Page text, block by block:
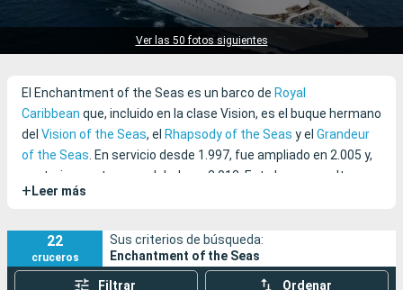
Ver las 50 fotos siguientes Compañías
El Enchantment of the Seas es un barco de Royal
Caribbean que, incluido en la clase Vision, es el buque hermano
del Vision of the Seas, el Rhapsody of the Seas y el Grandeur
of the Seas. En servicio desde 1.997, fue ampliado en 2.005 y,
posteriormente, remodelado en 2.012. Este barco resulta muy
divertido tanto para niños como para mayores.
+ Leer más
22
cruceros
Sus criterios de búsqueda:
Enchantment of the Seas
Filtrar Ordenar